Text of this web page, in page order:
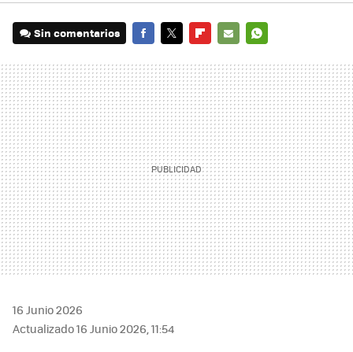
Sin comentarios
MAIL
16 Junio 2026
Actualizado 16 Junio 2026, 11:54